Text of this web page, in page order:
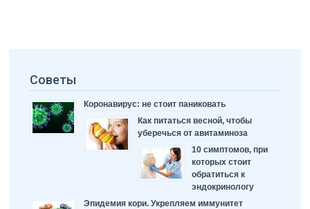
Советы
Коронавирус: не стоит паниковать
Как питаться весной, чтобы
уберечься от авитаминоза
10 симптомов, при
которых стоит
обратиться к
эндокринологу
Эпидемия кори. Укрепляем иммунитет